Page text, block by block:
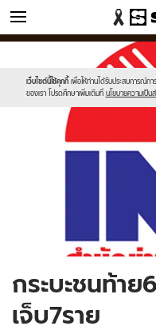
ข่าว
เว็บไซต์นี้ใช้คุกกี้ เพื่อให้ท่านได้รับประสบการณ์ก
ของเรา โปรดศึกษาเพิ่มเติมที่ นโยบายความเป็น
//s.isanook.com/sr/0/images/
sanook.png
//s.isanook.com/ns/0/ud/377/
กระบะชนท้า
เจ็บ7ราย